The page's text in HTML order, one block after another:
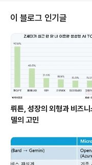
정책도 결정된 바 없다. KT의 경
제작 어플을 등록하는 것에 대해
으로 알려져 있으나 공식적인
에 대한 확실이 없는 상태에서
어플을 제작해야 하는 부담을
다. 가뜩이나 시장도 작..
이 블로그 인기글
뤼튼, 성장의 외형과 비즈
델의 고민